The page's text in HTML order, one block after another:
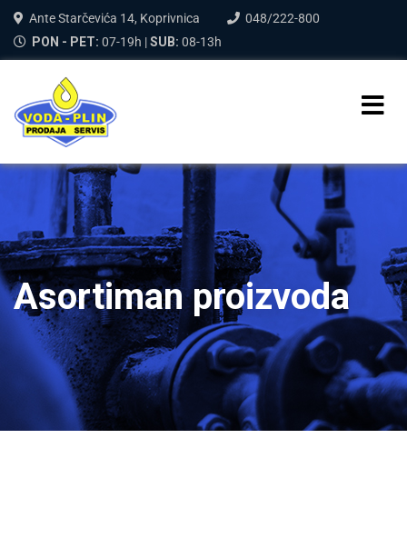
Ante Starčevića 14, Koprivnica
048/222-800
PON - PET: 07-19h |SUB: 08-13h
Asortiman proizvoda